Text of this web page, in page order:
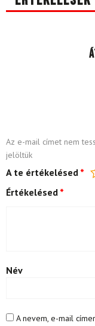
Az e-mail címet nem
jelöltük
A te értékelésed *
Értékelésed *
Név
A nevem, e-mail